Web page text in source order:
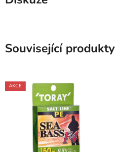
Související produkty
AKCE